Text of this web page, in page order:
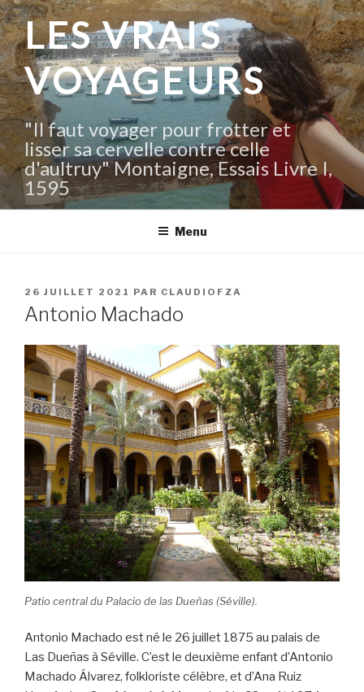
Aller
au
contenu
principal
LES VRAIS
VOYAGEURS
"Il faut voyager pour frotter et
lisser sa cervelle contre celle
d'aultruy" Montaigne, Essais Livre I,
1595
Menu
PUBLIÉ
LE
26 JUILLET 2021 PAR CLAUDIOFZA
Antonio Machado
Patio central du Palacio de las Dueñas (Séville).
Antonio Machado est né le 26 juillet 1875 au palais de
Las Dueñas à Séville. C’est le deuxième enfant d’Antonio
Machado Álvarez, folkloriste célèbre, et d’Ana Ruiz